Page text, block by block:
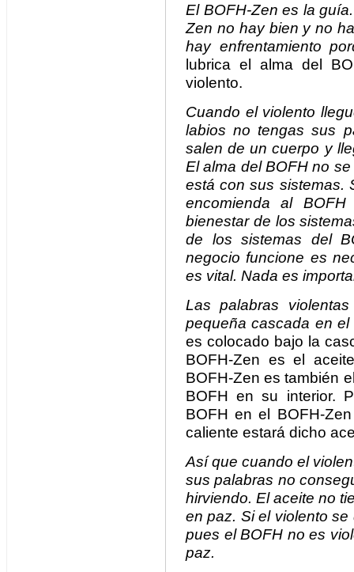
El BOFH-Zen es la
Zen no hay bien y no
hay enfrentamiento
lubrica el alma del
violento.
Cuando el violento
labios no tengas sus
salen de un cuerpo y
El alma del BOFH no
está con sus sistemas.
encomienda al
bienestar de los
de los sistemas del
negocio funcione es
es vital. Nada es
Las palabras
pequeña cascada en el
es colocado bajo la
BOFH-Zen es el
BOFH-Zen es también
BOFH en su interior.
BOFH en el BOFH-
caliente estará dicho
Así que cuando el
sus palabras no
hirviendo. El aceite no
en paz. Si el violento
pues el BOFH no es
paz.